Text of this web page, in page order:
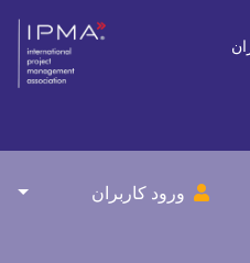
ورود کاربران